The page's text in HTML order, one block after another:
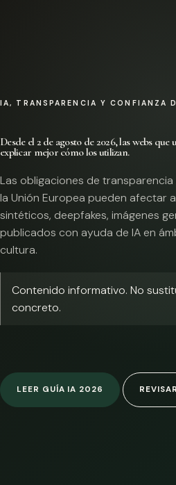
IA, TRANSPARENCIA Y CONFIANZA
Desde el 2 de agosto de 2026, las webs
explicar mejor cómo los utilizan.
Las obligaciones de
la Unión Europea pueden afectar
sintéticos, deepfakes, imágenes
publicados con ayuda de IA en
cultura.
Contenido informativo. No
concreto.
LEER GUÍA IA 2026